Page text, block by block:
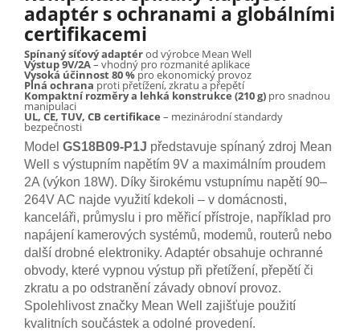
adaptér s ochranami a globálními
certifikacemi
Spínaný síťový adaptérod výrobce Mean Well
Výstup 9V/2A– vhodný pro rozmanité aplikace
Vysoká účinnost 80 %pro ekonomický provoz
Plná ochrana proti přetížení, zkratu a přepětí
Kompaktní rozměry a lehká konstrukce (210 g) pro snadnou
manipulaci
UL, CE, TUV, CB certifikace – mezinárodní standardy
bezpečnosti
Model GS18B09-P1J představuje spínaný zdroj Mean
Well s výstupním napětím 9V a maximálním proudem
2A (výkon 18W). Díky širokému vstupnímu napětí 90–
264V AC najde využití kdekoli – v domácnosti,
kanceláři, průmyslu i pro měřicí přístroje, například pro
napájení kamerových systémů, modemů, routerů nebo
další drobné elektroniky. Adaptér obsahuje ochranné
obvody, které vypnou výstup při přetížení, přepětí či
zkratu a po odstranění závady obnoví provoz.
Spolehlivost značky Mean Well zajišťuje použití
kvalitních součástek a odolné provedení.